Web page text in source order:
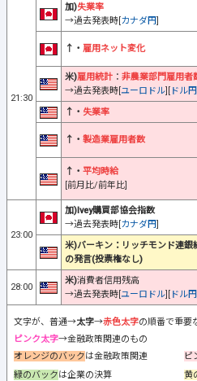
21:30
加)失業率
→過去発表時[カナダ円]
↑・ 雇用ネット変化
米)雇用統計 ： 非農業部門雇用者
→過去発表時[ユーロドル][ ドル円
↑・ 失業率
↑・ 製造業雇用者数
↑・ 平均時給
[前月比/前年比]
23:00
加)Ivey購買部協会指数
→過去発表時[カナダ円]
米)バーキン：リッチモンド連銀
の発言(投票権なし)
28:00
米)消費者信用残高
→過去発表時[ユーロドル][ ドル円
文字が、普通→太字→赤色太字の順番で重要
ピンク太字→金融政策関連のもの
オレンジのバックは金融政策関連 ピ
緑のバックは企業の決算 黄